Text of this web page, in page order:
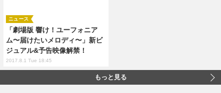
「劇場版 響け！ユーフォニア
ム〜届けたいメロディ〜」新ビ
ジュアル&予告映像解禁！
ニュース
2017.8.1 Tue 18:45
もっと見る